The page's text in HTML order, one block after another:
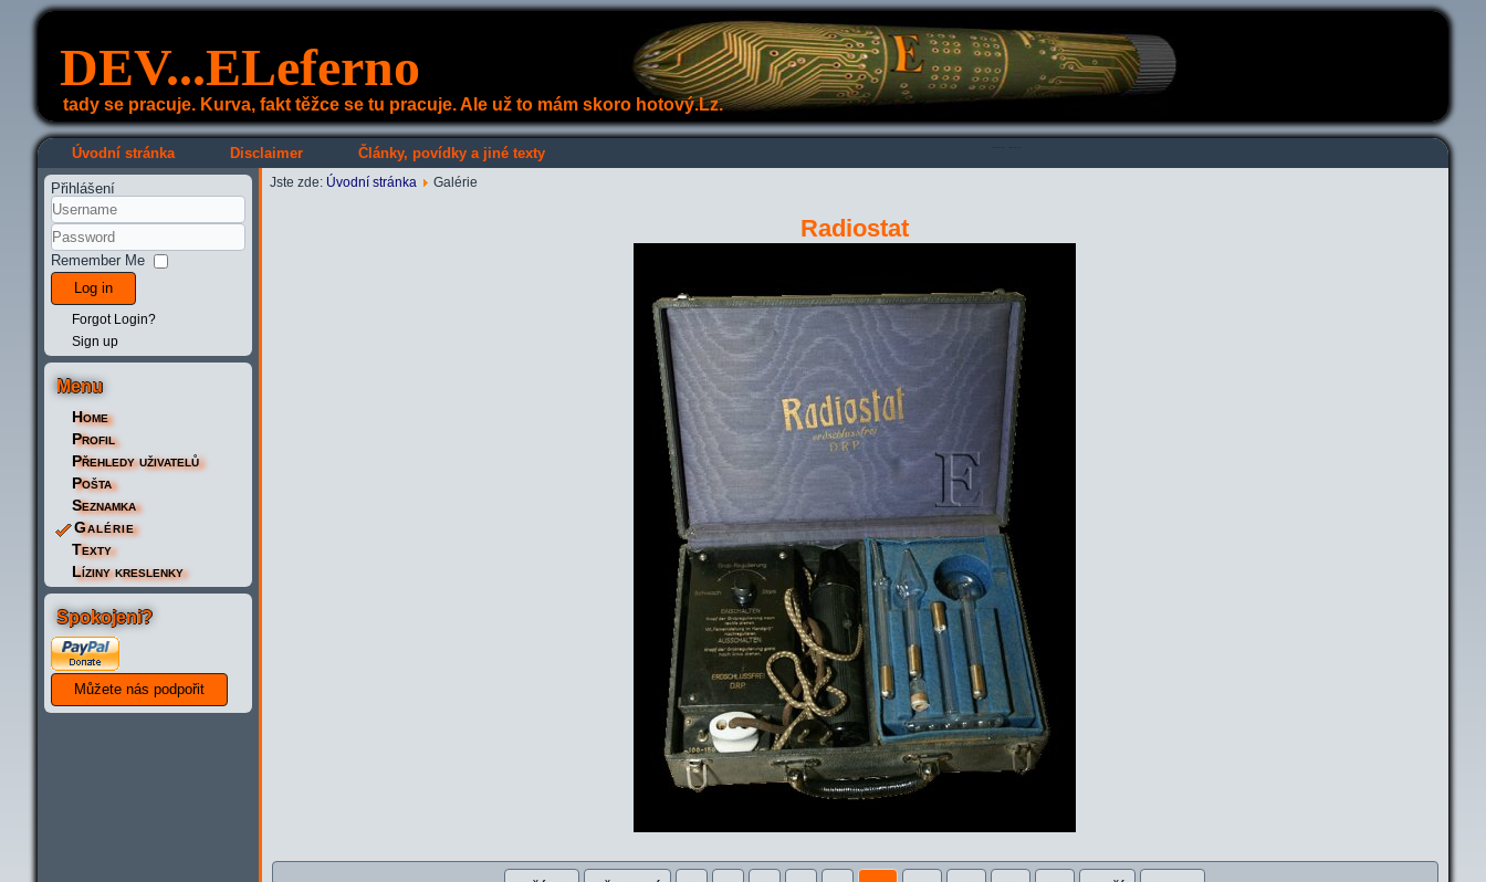
DEV...ELeferno
tady se pracuje. Kurva, fakt těžce se tu pracuje. Ale už to mám skoro hotový.Lz.
Úvodní stránka Disclaimer Články, povídky a jiné texty
Přihlášení
Remember Me
Log in
Forgot Login?
Sign up
Menu
Home
Profil
Přehledy uživatelů
Pošta
Seznamka
Galérie
Texty
Líziny kreslenky
Spokojeni?
Jste zde: Úvodní stránka Galérie
Radiostat